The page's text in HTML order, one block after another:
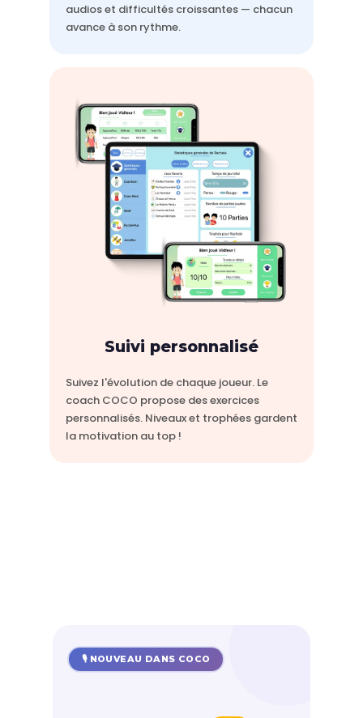
audios et difficultés croissantes — chacun
avance à son rythme.
Suivi personnalisé
Suivez l'évolution de chaque joueur. Le
coach COCO propose des exercices
personnalisés. Niveaux et trophées gardent
la motivation au top !
🎙️ NOUVEAU DANS COCO